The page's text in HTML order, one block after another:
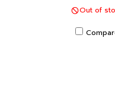
Out of